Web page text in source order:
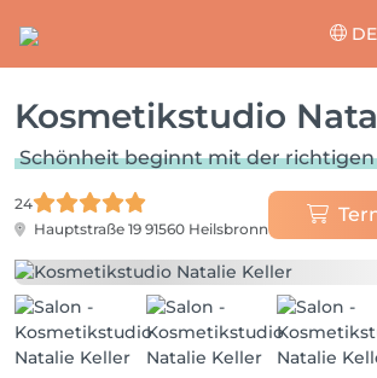
Kosmetikstudio
Schönheit beginnt mit der
24
Hauptstraße 19 91560 Heilsbronn